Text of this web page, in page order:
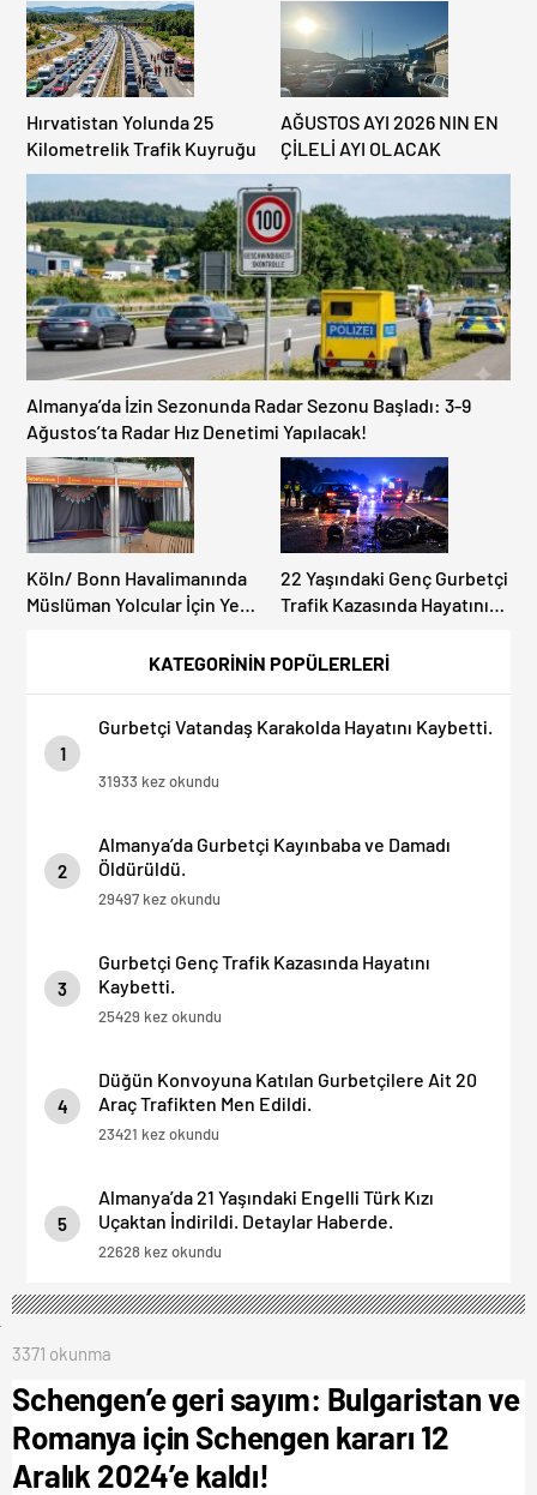
KATEGORİNİN POPÜLERLERİ
1
Gurbetçi Vatandaş Karakolda Hayatını Kaybetti.
31933 kez okundu
2
Almanya’da Gurbetçi Kayınbaba ve Damadı
Öldürüldü.
29497 kez okundu
3
Gurbetçi Genç Trafik Kazasında Hayatını
Kaybetti.
25429 kez okundu
4
Düğün Konvoyuna Katılan Gurbetçilere Ait 20
Araç Trafikten Men Edildi.
23421 kez okundu
5
Almanya’da 21 Yaşındaki Engelli Türk Kızı
Uçaktan İndirildi. Detaylar Haberde.
22628 kez okundu
Hırvatistan Yolunda 25
Kilometrelik Trafik Kuyruğu
AĞUSTOS AYI 2026 NIN EN
ÇİLELİ AYI OLACAK
Almanya’da İzin Sezonunda Radar Sezonu Başladı: 3-9
Ağustos’ta Radar Hız Denetimi Yapılacak!
Köln/ Bonn Havalimanında
Müslüman Yolcular İçin Yeni
22 Yaşındaki Genç Gurbetçi
Trafik Kazasında Hayatını
3371 okunma
Schengen’e geri sayım: Bulgaristan ve
Romanya için Schengen kararı 12
Aralık 2024’e kaldı!